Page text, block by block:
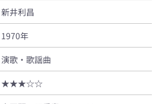
新井利昌
1970年
演歌・歌謡曲
★★★☆☆